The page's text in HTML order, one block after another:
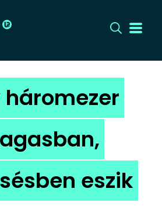
CÍMLAP
DIZÁJN
DIVAT
HIP
háromezer
eszik